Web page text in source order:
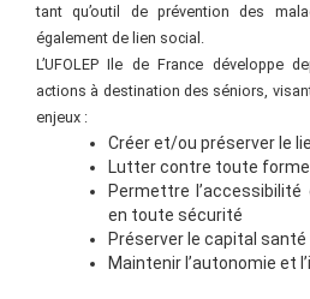
tant qu’outil de prévention des
également de lien social.
L’UFOLEP Ile de France développe
actions à destination des séniors,
enjeux :
Créer et/ou préserver le
Lutter contre toute forme
Permettre
en toute sécurité
Préserver le capital santé
Maintenir l’autonomie et